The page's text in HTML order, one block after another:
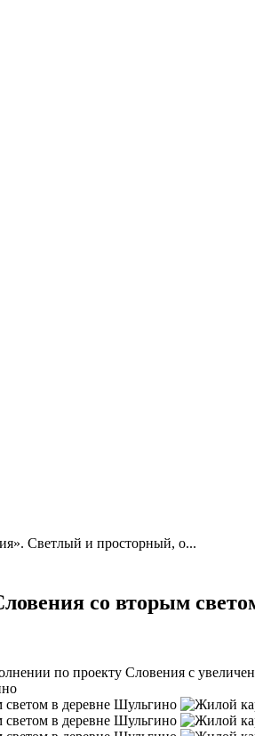
Светлый и просторный, о...
со вторым
по проекту Словения с